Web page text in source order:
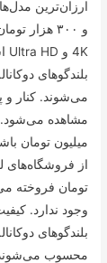
و ۳۰۰
بلندگو‌های
وجود ندارد.
محسوب